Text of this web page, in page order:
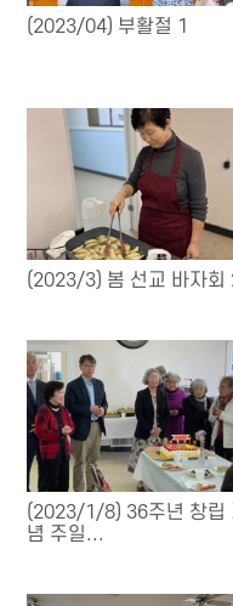
(2023/04) 부활절 1
(2023/3) 봄 선교 바자회
(2023/1/8) 36주년 창립
념 주일...